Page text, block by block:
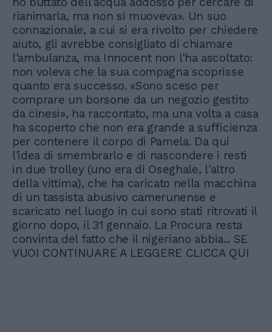
rianimarla, ma non si muoveva». Un suo
connazionale, a cui si era rivolto per chiedere
aiuto, gli avrebbe consigliato di chiamare
l'ambulanza, ma Innocent non l'ha ascoltato:
non voleva che la sua compagna scoprisse
quanto era successo. «Sono sceso per
comprare un borsone da un negozio gestito
da cinesi», ha raccontato, ma una volta a casa
ha scoperto che non era grande a sufficienza
per contenere il corpo di Pamela. Da qui
l'idea di smembrarlo e di nascondere i resti
in due trolley (uno era di Oseghale, l'altro
della vittima), che ha caricato nella macchina
di un tassista abusivo camerunense e
scaricato nel luogo in cui sono stati ritrovati il
giorno dopo, il 31 gennaio. La Procura resta
convinta del fatto che il nigeriano abbia... SE
VUOI CONTINUARE A LEGGERE CLICCA QUI